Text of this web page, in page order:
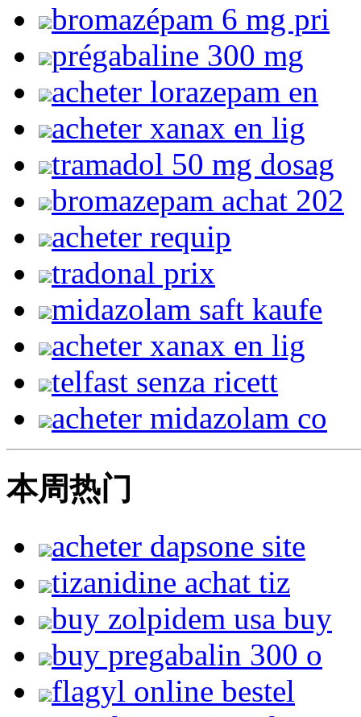
bromazépam 6 mg pri
prégabaline 300 mg
acheter lorazepam en
acheter xanax en lig
tramadol 50 mg dosag
bromazepam achat 202
acheter requip
tradonal prix
midazolam saft kaufe
acheter xanax en lig
telfast senza ricett
acheter midazolam co
本周热门
acheter dapsone site
tizanidine achat tiz
buy zolpidem usa buy
buy pregabalin 300 o
flagyl online bestel